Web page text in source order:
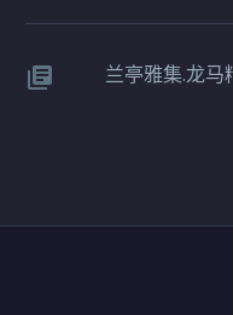
兰亭雅集.龙马